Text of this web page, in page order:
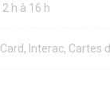
h à 16 h
Interac,